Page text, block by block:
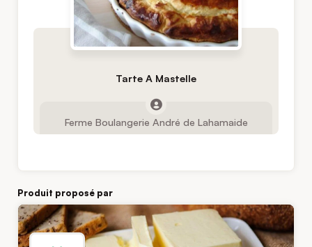
Tarte A Mastelle
Ferme Boulangerie André de Lahamaide
Produit proposé par